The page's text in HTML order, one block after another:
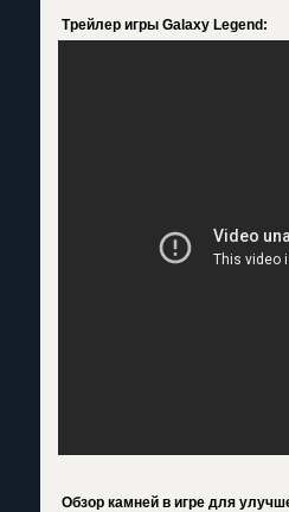
Трейлер игры Galaxy Legend:
Обзор камней в игре для